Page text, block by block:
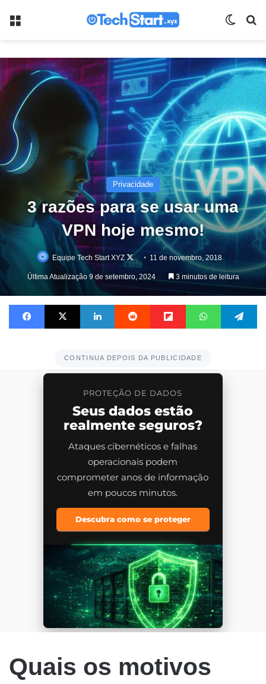
Menu
Privacidade
3 razões para se usar uma
VPN hoje mesmo!
Equipe Tech Start XYZ
Follow11 de novembro, 2018
Última Atualização 9 de setembro, 2024 3 minutos de leitura
Facebook X Linkedin Reddit Flipboard WhatsApp
CONTINUA DEPOIS DA PUBLICIDADE
PROTEÇÃO DE DADOS
Seus dados estão
realmente seguros?
Ataques cibernéticos e falhas
operacionais podem
comprometer anos de informação
em poucos minutos.
Descubra como se proteger
Quais os motivos